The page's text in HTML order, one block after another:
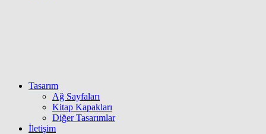
Tasarım
Ağ Sayfaları
Kitap Kapakları
Diğer Tasarımlar
İletişim